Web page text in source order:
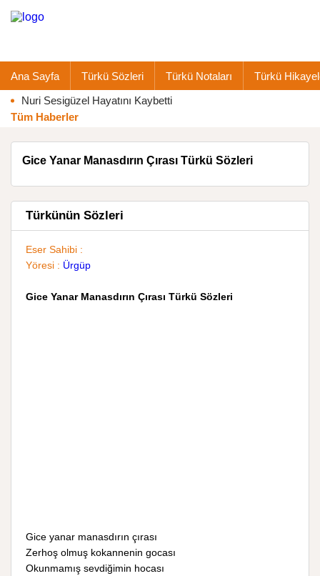
Ana Sayfa Türkü Sözleri Türkü Notaları Türkü
Nuri Sesigüzel Hayatını Kaybetti
Tüm Haberler
Gice Yanar Manasdırın Çırası Türkü Sözleri
Türkünün Sözleri
Eser Sahibi :
Yöresi : Ürgüp
Gice Yanar Manasdırın Çırası Türkü Sözleri
Gice yanar manasdırın çırası
Zerhoş olmuş kokannenin gocası
Okunmamış sevdiğimin hocası